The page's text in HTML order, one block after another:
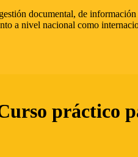
documental, de
a nivel nacional como
práctico